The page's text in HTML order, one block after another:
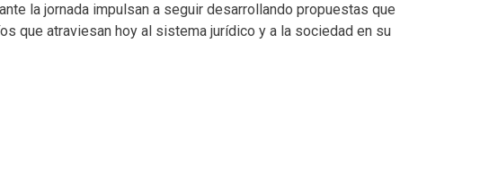
la jornada impulsan a seguir desarrollando propuestas que
que atraviesan hoy al sistema jurídico y a la sociedad en su